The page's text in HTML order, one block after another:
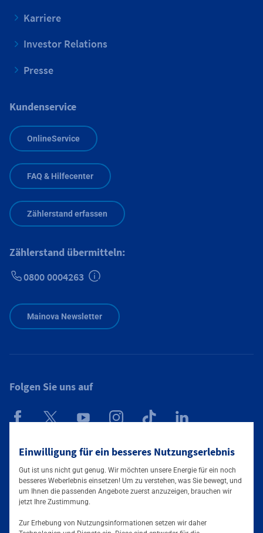
Einwilligung für ein besseres Nutzungserlebnis
Gut ist uns nicht gut genug. Wir möchten unsere Energie für ein noch
besseres Weberlebnis einsetzen! Um zu verstehen, was Sie bewegt, und
um Ihnen die passenden Angebote zuerst anzuzeigen, brauchen wir
jetzt Ihre Zustimmung.
Zur Erhebung von Nutzungsinformationen setzen wir daher
Karriere
Investor Relations
Presse
Kundenservice
OnlineService
FAQ & Hilfecenter
Zählerstand erfassen
Zählerstand übermitteln:
0800 0004263
Mainova Newsletter
Folgen Sie uns auf
Mainova App